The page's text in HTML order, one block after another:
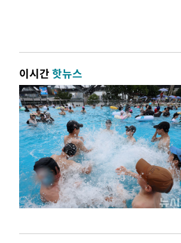
이시간핫뉴스